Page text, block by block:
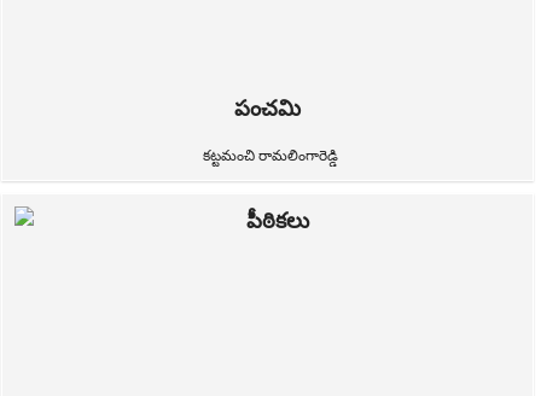
పంచమి
కట్టమంచి రామలింగారెడ్డి